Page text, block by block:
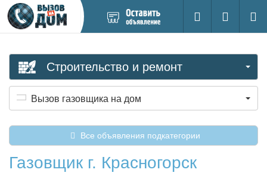
новое
Поиск
Вход на
Строительство и ремонт
Вызов газовщика на дом
Все объявления подкатегории
Газовщик г. Красногорск